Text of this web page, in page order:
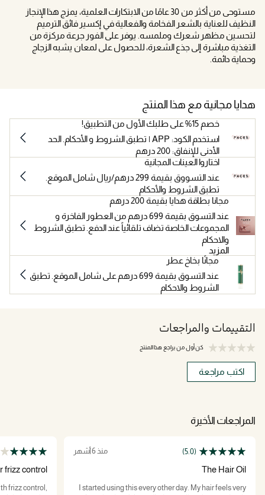
مستوحى من أكثر من 30 عامًا من الابتكارات العلمية، يمزج هذا الإنجاز
النظيف للعناية بالشعر الفخامة والفعالية في إكسير فائق الترميم
لتحسين مظهر شعرك وملمسه. يوفر على الفور جرعة مركزة من
التغذية مباشرة إلى جذع الشعرة، للحصول على لمعان يشبه الزجاج
وحماية دائمة.
هدايا مجانية مع هذا المنتج
خصم 15% على طلبك الأول من التطبيق!
استخدم الكود: APP | تطبق الشروط و الأحكام. الحد
الأدنى للإنفاق: 200 درهم
اختاروا العينات المجانية
عند التسووق بقيمة 299 درهم/ريال شامل الموقع.
تطبق الشروط والأحكام
مجانا بطاقة هدايا بقيمة 200 درهم
عند التسوق بقيمة 699 درهم من العطور الفاخرة و
المجموعات الخاصة تضاف تلقائياً عند الدفع. تطبق الشروط
والاحكام
المزيد
مجانًا بخاخ عطر
عند التسوق بقيمة 699 درهم على شامل الموقع. تطبق
الشروط والاحكام
التقييمات والمراجعات
كن أول من يراجع هذا المنتج
اكتب مراجعة
المراجعات الأخيرة
(5.0) منذ 6 أشهر
The Hair Oil
I started using this every other day. My hair feels very
frizz control
frizz control,